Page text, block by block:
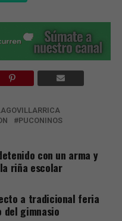
PUCONINOS
con un arma y
riña escolar
a tradicional feria
del gimnasio